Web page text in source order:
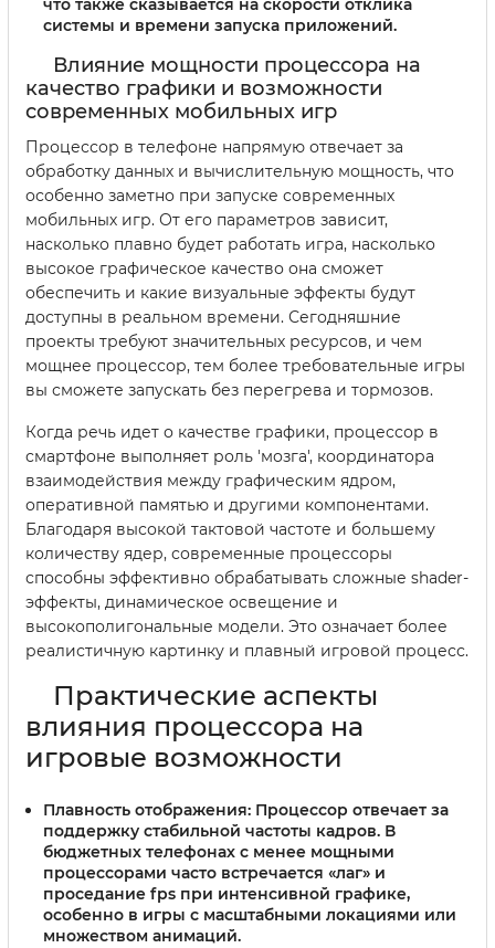
что также сказывается на скорости отклика
системы и времени запуска приложений.
Влияние мощности процессора на
качество графики и возможности
современных мобильных игр
Процессор в телефоне напрямую отвечает за
обработку данных и вычислительную мощность, что
особенно заметно при запуске современных
мобильных игр. От его параметров зависит,
насколько плавно будет работать игра, насколько
высокое графическое качество она сможет
обеспечить и какие визуальные эффекты будут
доступны в реальном времени. Сегодняшние
проекты требуют значительных ресурсов, и чем
мощнее процессор, тем более требовательные игры
вы сможете запускать без перегрева и тормозов.
Когда речь идет о качестве графики, процессор в
смартфоне выполняет роль 'мозга', координатора
взаимодействия между графическим ядром,
оперативной памятью и другими компонентами.
Благодаря высокой тактовой частоте и большему
количеству ядер, современные процессоры
способны эффективно обрабатывать сложные shader-
эффекты, динамическое освещение и
высокополигональные модели. Это означает более
реалистичную картинку и плавный игровой процесс.
Практические аспекты
влияния процессора на
игровые возможности
Плавность отображения: Процессор отвечает за
поддержку стабильной частоты кадров. В
бюджетных телефонах с менее мощными
процессорами часто встречается «лаг» и
проседание fps при интенсивной графике,
особенно в игры с масштабными локациями или
множеством анимаций.